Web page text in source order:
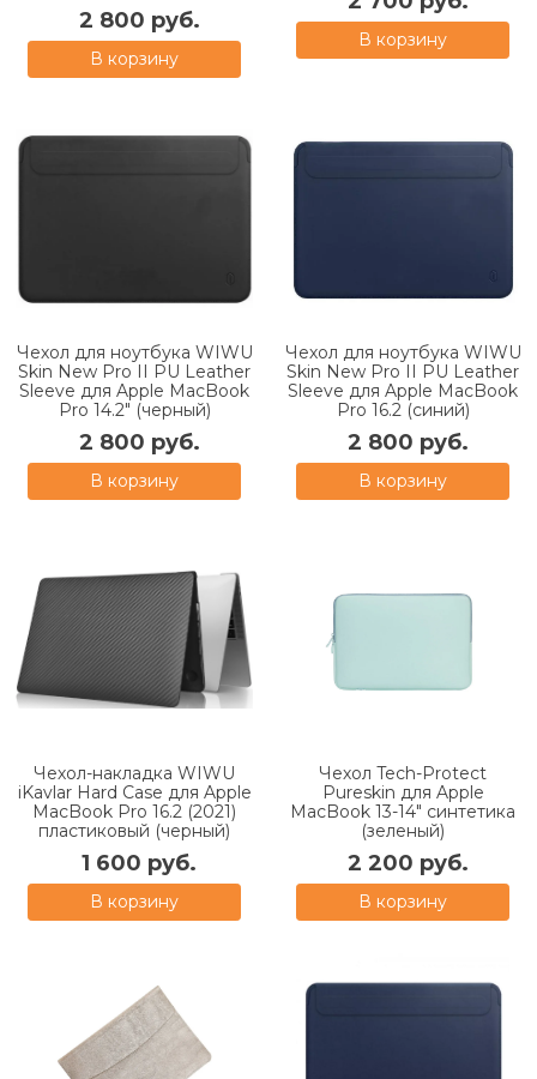
2 800 руб.
В корзину
В корзину
Чехол для ноутбука WIWU
Skin New Pro II PU Leather
Sleeve для Apple MacBook
Pro 14.2" (черный)
2 800 руб.
В корзину
Чехол для ноутбука WIWU
Skin New Pro II PU Leather
Sleeve для Apple MacBook
Pro 16.2 (синий)
2 800 руб.
В корзину
Чехол-накладка WIWU
iKavlar Hard Case для Apple
MacBook Pro 16.2 (2021)
пластиковый (черный)
1 600 руб.
В корзину
Чехол Tech-Protect
Pureskin для Apple
MacBook 13-14" синтетика
(зеленый)
2 200 руб.
В корзину